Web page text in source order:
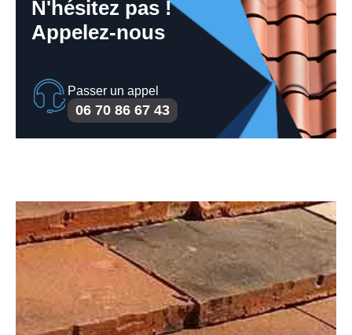
N'hésitez pas !
Appelez-nous
Passer un appel
06 70 86 67 43